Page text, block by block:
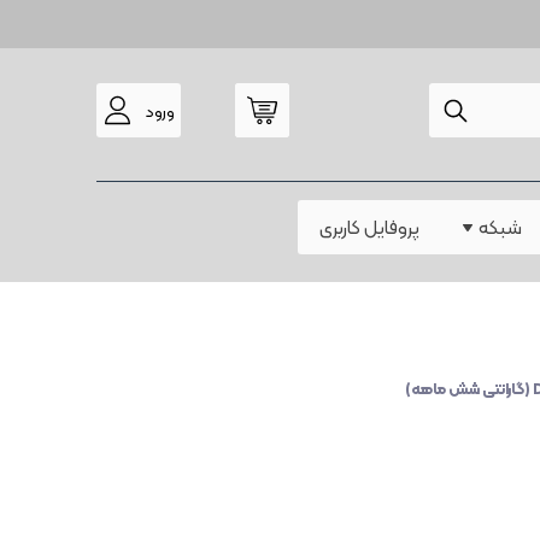
ورود
شبکه پروفایل کاربری